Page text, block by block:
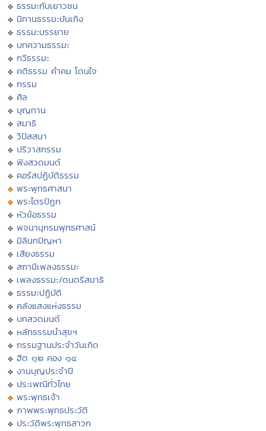
ธรรมะกับเยาวชน
นิทานธรรมะบันเทิง
ธรรมะบรรยาย
บทความธรรมะ
กวีธรรมะ
คติธรรม คำคม โดนใจ
กรรม
ศีล
บุญทาน
สมาธิ
วิปัสสนา
ปริวาสกรรม
ฟังสวดมนต์
คอร์สปฏิบัติธรรม
พระพุทธศาสนา
พระไตรปิฏก
หัวข้อธรรม
พจนานุกรมพุทธศาสน์
มิลินทปัญหา
เสียงธรรม
สถานีเพลงธรรมะ
เพลงธรรมะ/ดนตรีสมาธิ
ธรรมะปฏิบัติ
คลังแสงแห่งธรรม
บทสวดมนต์
หลักธรรมนำสุขฯ
กรรมฐานประจำวันเกิด
ฮีต ๑๒ คอง ๑๔
งานบุญประจำปี
ประเพณีทั่วไทย
พระพุทธเจ้า
ภาพพระพุทธประวัติ
ประวัติพระพุทธสาวก